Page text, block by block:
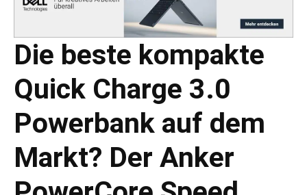
Die beste kompakte
Quick Charge 3.0
Powerbank auf dem
Markt? Der Anker